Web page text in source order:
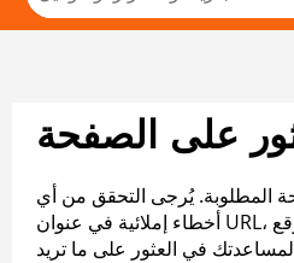
على الصفحة
المطلوبة. يُرجى التحقق من أي
أخطاء إملائية في عنوان URL، أو عرض خريطة الموقع